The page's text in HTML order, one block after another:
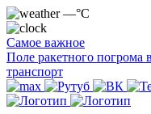
—°C
Самое важное
Поле ракетного погрома
транспорт